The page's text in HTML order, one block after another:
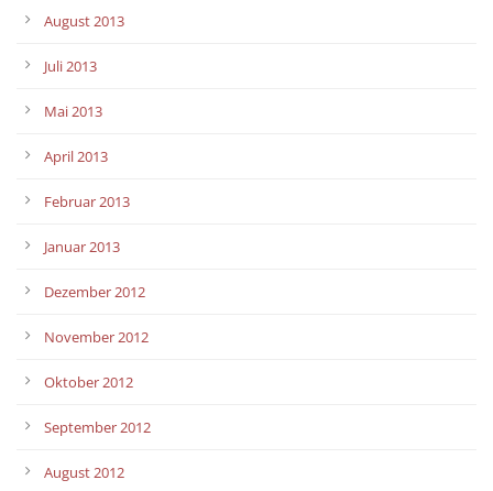
August 2013
Juli 2013
Mai 2013
April 2013
Februar 2013
Januar 2013
Dezember 2012
November 2012
Oktober 2012
September 2012
August 2012